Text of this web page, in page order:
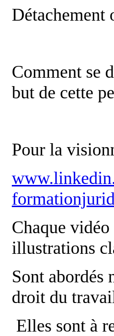
Comment se
but de cette
Pour la
Chaque
illustrations
Sont abordés
droit du
Elles sont à